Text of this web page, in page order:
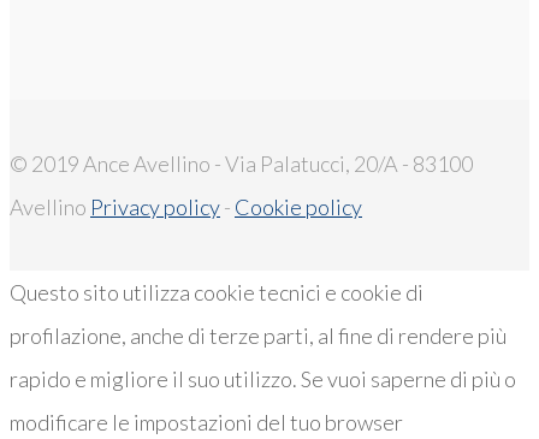
© 2019 Ance Avellino - Via Palatucci, 20/A - 83100
Avellino Privacy policy- Cookie policy
Questo sito utilizza cookie tecnici e cookie di
profilazione, anche di terze parti, al fine di rendere più
rapido e migliore il suo utilizzo. Se vuoi saperne di più o
modificare le impostazioni del tuo browser